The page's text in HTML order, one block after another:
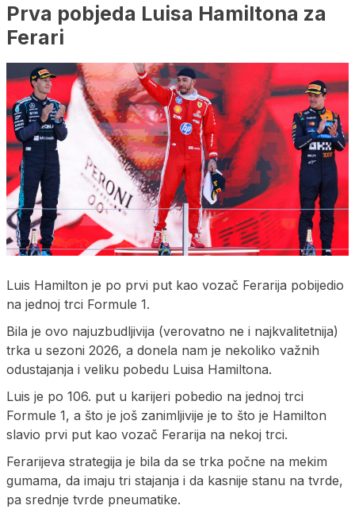
Prva pobjeda Luisa Hamiltona za
Ferari
Luis Hamilton je po prvi put kao vozač Ferarija pobijedio
na jednoj trci Formule 1.
Bila je ovo najuzbudljivija (verovatno ne i najkvalitetnija)
trka u sezoni 2026, a donela nam je nekoliko važnih
odustajanja i veliku pobedu Luisa Hamiltona.
Luis je po 106. put u karijeri pobedio na jednoj trci
Formule 1, a što je još zanimljivije je to što je Hamilton
slavio prvi put kao vozač Ferarija na nekoj trci.
Ferarijeva strategija je bila da se trka počne na mekim
gumama, da imaju tri stajanja i da kasnije stanu na tvrde,
pa srednje tvrde pneumatike.